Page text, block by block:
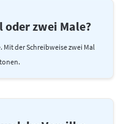
zwei Male?
der Schreibweise zwei Mal